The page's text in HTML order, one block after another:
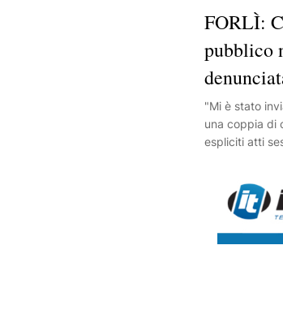
FORLÌ:
pubblico
"Mi è stato
una coppia di
espliciti atti
bambini".